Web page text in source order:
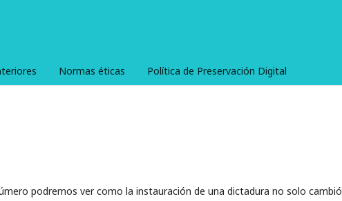
Normas éticas Política de Preservación Digital
podremos ver como la instauración de una dictadura no solo cambió